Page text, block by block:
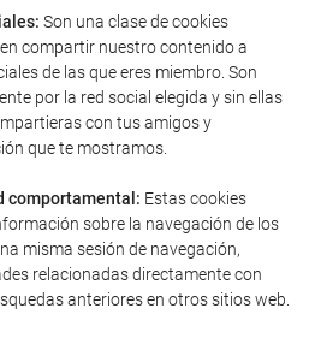
Son una clase de cookies
compartir nuestro contenido a
de las que eres miembro. Son
por la red social elegida y sin ellas
con tus amigos y
que te mostramos.
comportamental: Estas cookies
sobre la navegación de los
misma sesión de navegación,
relacionadas directamente con
anteriores en otros sitios web.